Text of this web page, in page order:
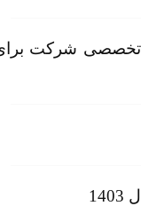
شرکت برای